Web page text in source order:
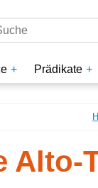
Prädikate
Alto-